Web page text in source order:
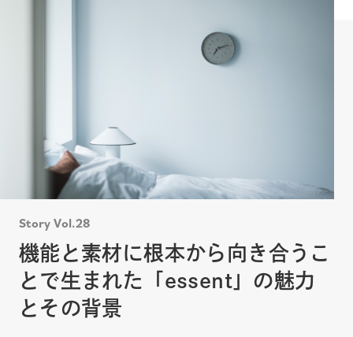
Story Vol.28
機能と素材に根本から向き合うこ
とで生まれた「essent」の魅力
とその背景